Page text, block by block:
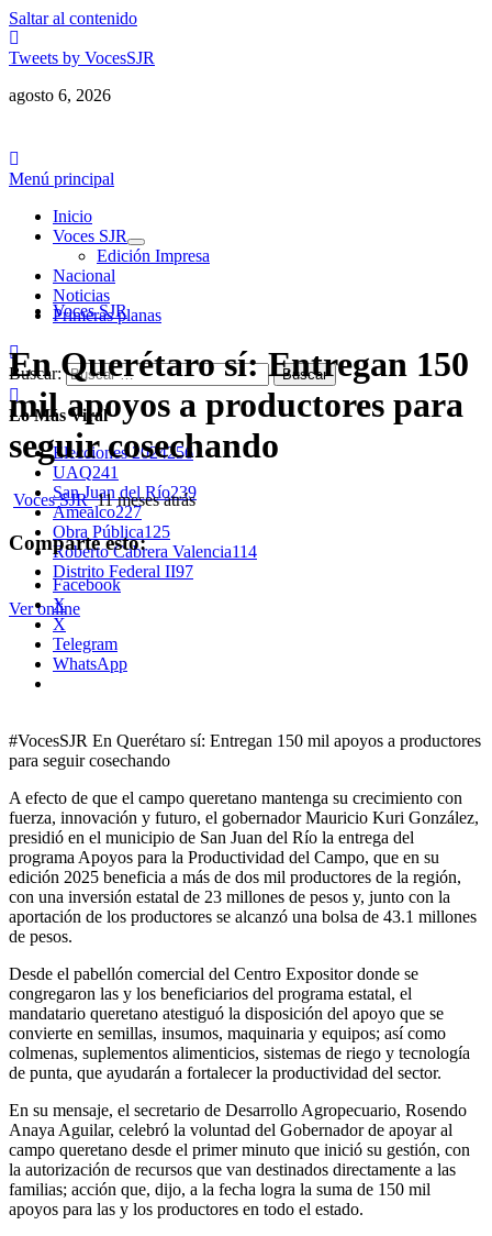
Saltar al contenido
Tweets by VocesSJR
agosto 6, 2026
Menú principal
Inicio
Voces SJR
Edición Impresa
Nacional
Noticias
Primeras planas
Buscar:
Lo Más Viral
Elecciones 2024256
UAQ241
San Juan del Río239
Amealco227
Obra Pública125
Roberto Cabrera Valencia114
Distrito Federal II97
Ver online
Voces SJR
En Querétaro sí: Entregan 150
mil apoyos a productores para
seguir cosechando
Voces SJR11 meses atrás
Comparte esto:
Facebook
X
X
Telegram
WhatsApp
#VocesSJR En Querétaro sí: Entregan 150 mil apoyos a productores
para seguir cosechando
A efecto de que el campo queretano mantenga su crecimiento con
fuerza, innovación y futuro, el gobernador Mauricio Kuri González,
presidió en el municipio de San Juan del Río la entrega del
programa Apoyos para la Productividad del Campo, que en su
edición 2025 beneficia a más de dos mil productores de la región,
con una inversión estatal de 23 millones de pesos y, junto con la
aportación de los productores se alcanzó una bolsa de 43.1 millones
de pesos.
Desde el pabellón comercial del Centro Expositor donde se
congregaron las y los beneficiarios del programa estatal, el
mandatario queretano atestiguó la disposición del apoyo que se
convierte en semillas, insumos, maquinaria y equipos; así como
colmenas, suplementos alimenticios, sistemas de riego y tecnología
de punta, que ayudarán a fortalecer la productividad del sector.
En su mensaje, el secretario de Desarrollo Agropecuario, Rosendo
Anaya Aguilar, celebró la voluntad del Gobernador de apoyar al
campo queretano desde el primer minuto que inició su gestión, con
la autorización de recursos que van destinados directamente a las
familias; acción que, dijo, a la fecha logra la suma de 150 mil
apoyos para las y los productores en todo el estado.